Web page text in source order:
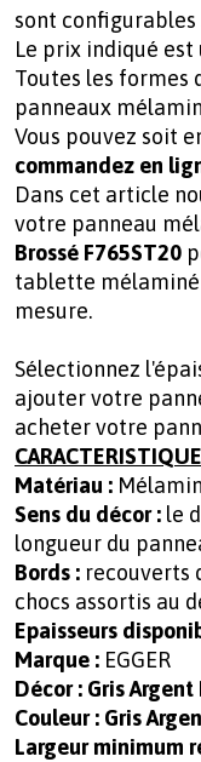
sont configurables
Le prix indiqué est
Toutes les formes
panneaux
Vous pouvez soit
commandez en
Dans cet article
votre panneau
Brossé F765ST20
tablette mélaminé
mesure.
Sélectionnez
ajouter votre
acheter votre
Matériau :
Sens du décor : le
longueur du
Bords : recouverts
chocs assortis au
Epaisseurs
Marque : EGGER
Décor : Gris Argent
Couleur : Gris
Largeur minimum